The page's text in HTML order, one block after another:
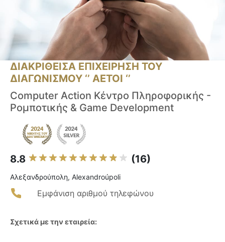
ΔΙΑΚΡΙΘΕΙΣΑ ΕΠΙΧΕΙΡΗΣΗ ΤΟΥ
ΔΙΑΓΩΝΙΣΜΟΥ ‘’ ΑΕΤΟΙ ‘’
Computer Action Κέντρο Πληροφορικής -
Ρομποτικής & Game Development
8.8 (16)
Αλεξανδρούπολη, Alexandroúpoli
Εμφάνιση αριθμού τηλεφώνου
Σχετικά με την εταιρεία: